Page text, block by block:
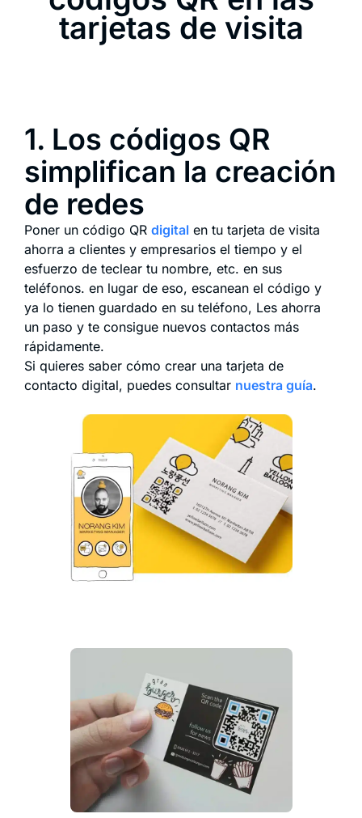
tarjetas de visita
1. Los códigos QR
simplifican la creación
de redes
Poner un código QR digital en tu tarjeta de visita
ahorra a clientes y empresarios el tiempo y el
esfuerzo de teclear tu nombre, etc. en sus
teléfonos. en lugar de eso, escanean el código y
ya lo tienen guardado en su teléfono, Les ahorra
un paso y te consigue nuevos contactos más
rápidamente.
Si quieres saber cómo crear una tarjeta de
contacto digital, puedes consultar nuestra guía.